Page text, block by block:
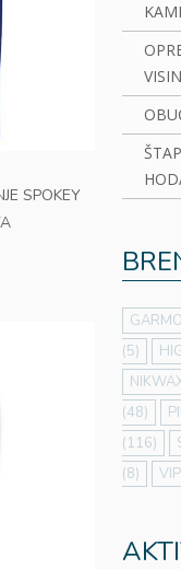
SPOKEY
(5)
(48)
(116)
(8)